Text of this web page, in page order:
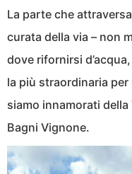
La parte che
curata della via – non
dove rifornirsi
la più straordinaria
siamo innamorati della
Bagni Vignone.